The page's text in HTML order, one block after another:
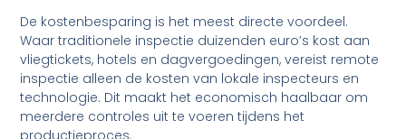
De kostenbesparing is het meest directe voordeel.
Waar traditionele inspectie duizenden euro’s kost aan
vliegtickets, hotels en dagvergoedingen, vereist remote
inspectie alleen de kosten van lokale inspecteurs en
technologie. Dit maakt het economisch haalbaar om
meerdere controles uit te voeren tijdens het
productieproces.